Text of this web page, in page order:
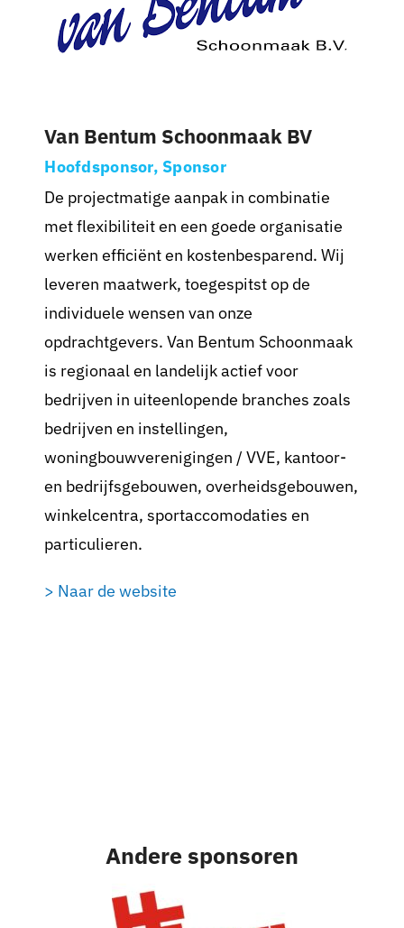
Nieuws
Contact
Lid worden
Zoeken
naar:
Van Bentum Schoonmaak BV
Hoofdsponsor, Sponsor
De projectmatige aanpak in combinatie
met flexibiliteit en een goede organisatie
werken efficiënt en kostenbesparend. Wij
leveren maatwerk, toegespitst op de
individuele wensen van onze
opdrachtgevers. Van Bentum Schoonmaak
is regionaal en landelijk actief voor
bedrijven in uiteenlopende branches zoals
bedrijven en instellingen,
woningbouwverenigingen / VVE, kantoor-
en bedrijfsgebouwen, overheidsgebouwen,
winkelcentra, sportaccomodaties en
particulieren.
> Naar de website
Andere sponsoren